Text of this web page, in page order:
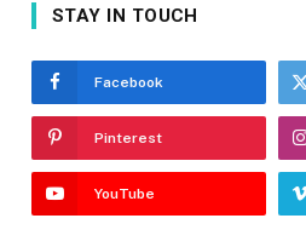
STAY IN TOUCH
Facebook
Pinterest
YouTube